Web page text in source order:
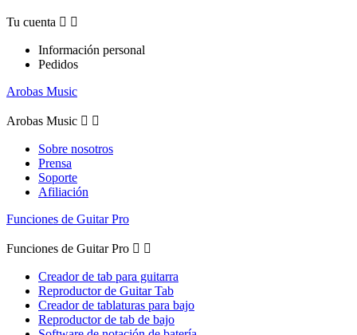
Tu cuenta  
Información personal
Pedidos
Arobas Music
Arobas Music  
Sobre nosotros
Prensa
Soporte
Afiliación
Funciones de Guitar Pro
Funciones de Guitar Pro  
Creador de tab para guitarra
Reproductor de Guitar Tab
Creador de tablaturas para bajo
Reproductor de tab de bajo